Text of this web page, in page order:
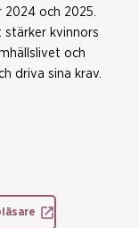
2024 och 2025.
kvinnors
och
driva sina krav.